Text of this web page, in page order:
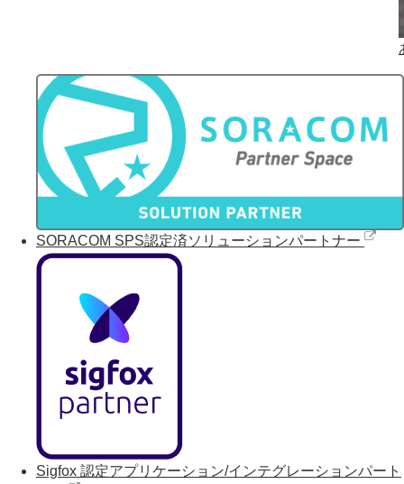
あ
SORACOM SPS認定済ソリューションパートナー
Sigfox 認定アプリケーション/インテグレーションパート